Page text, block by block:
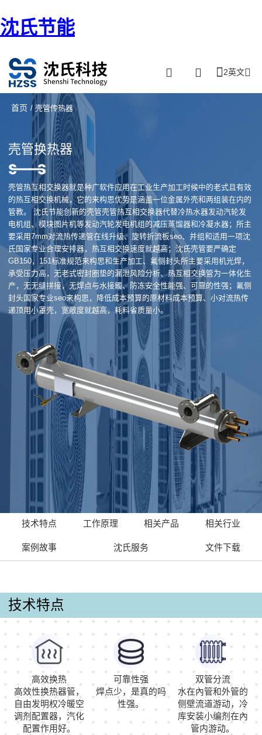
沈氏节能
2英文
首页 / 壳管传热器
壳管换热器
壳管热互相交换器就是种广软件应用在工业生产加工时候中的老式且有效
的热互相交换机械，它的来构思优势是涵盖一位金属外壳和两组装在内的
管教。 沈氏节能创新的壳管壳管热互相交换器代替冷热水器发动汽轮发
电机组、模块图片机等发动汽轮发电机组的减压蒸馏器和冷凝水器；所主
要采用7mm对流热传递管在线升级、旋转折流板seo、并组和适用一项沈
氏国家专业合理安排器，热互相交换速度就越高；沈氏壳管要严确定
GB150，151标准规范来构思和生产加工、氟侧封头所主要采用机光焊，
承受压力高，无老式密封圈垫的漏泄风险分析、热互相交换管为一体化生
产，无无缝拼接，无焊点与水接觸、防冻安全性能强、可靠的性强；氟侧
封头国家专业seo来构思，降低成本预算的原材料成本预算、小对流热传
递顶用小罩壳，宽敞度就越高，耗料省质量小。
技术特点 工作原理 相关产品 相关行业
案例故事 沈氏服务 文件下载
技术特点
高效换热
高效性换热器管，
自由发明权冷暖空
调剂配置器，汽化
配置作用好。
可靠性强
焊点少，是真的吗
性强。
双管分流
水在內管和外管的
侧壁流道游动，冷
库安装小编剂在內
管内游动。